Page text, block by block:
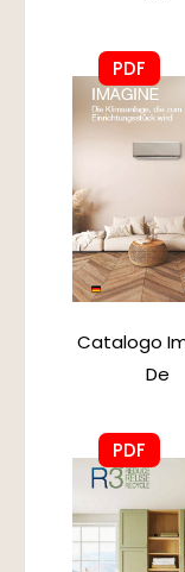
PDF
Catalogo
De
PDF